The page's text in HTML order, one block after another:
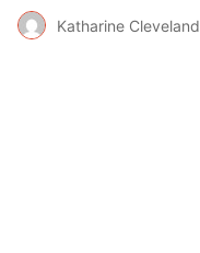
Katharine Cleveland